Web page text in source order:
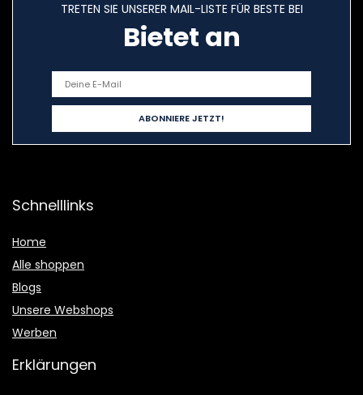
TRETEN SIE UNSERER MAIL-LISTE FÜR BESTE BEI
Bietet an
Schnelllinks
Home
Alle shoppen
Blogs
Unsere Webshops
Werben
Erklärungen